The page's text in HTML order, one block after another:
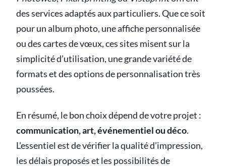
des services adaptés aux particuliers. Que ce soit
pour un album photo, une affiche personnalisée
ou des cartes de vœux, ces sites misent sur la
simplicité d’utilisation, une grande variété de
formats et des options de personnalisation très
poussées.
En résumé, le bon choix dépend de votre projet :
communication, art, événementiel ou déco.
L’essentiel est de vérifier la qualité d’impression,
les délais proposés et les possibilités de